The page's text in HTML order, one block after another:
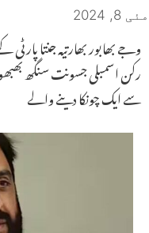
مئی 8, 2024
وجے بھابور بھارتیہ جنتا پارٹی
رکن اسمبلی جسونت سنگھ
سے ایک چونکا دینے والے